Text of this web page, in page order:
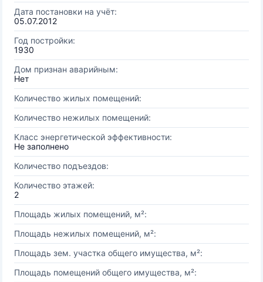
Дата постановки на учёт:
05.07.2012
Год постройки:
1930
Дом признан аварийным:
Нет
Количество жилых помещений:
Количество нежилых помещений:
Класс энергетической эффективности:
Не заполнено
Количество подъездов:
Количество этажей:
2
Площадь жилых помещений, м²:
Площадь нежилых помещений, м²:
Площадь зем. участка общего имущества, м²:
Площадь помещений общего имущества, м²: